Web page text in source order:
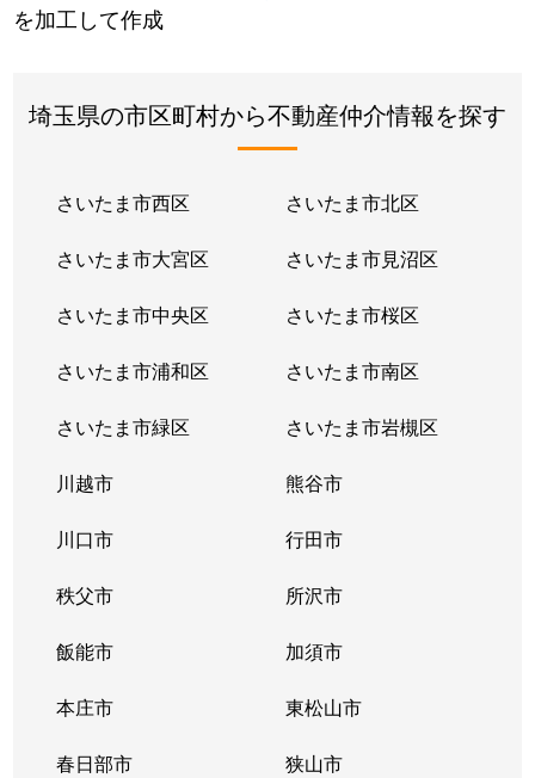
を加工して作成
埼玉県の市区町村から不動産仲介情報を探す
さいたま市西区 さいたま市北区
さいたま市大宮区 さいたま市見沼区
さいたま市中央区 さいたま市桜区
さいたま市浦和区 さいたま市南区
さいたま市緑区 さいたま市岩槻区
川越市 熊谷市
川口市 行田市
秩父市 所沢市
飯能市 加須市
本庄市 東松山市
春日部市 狭山市